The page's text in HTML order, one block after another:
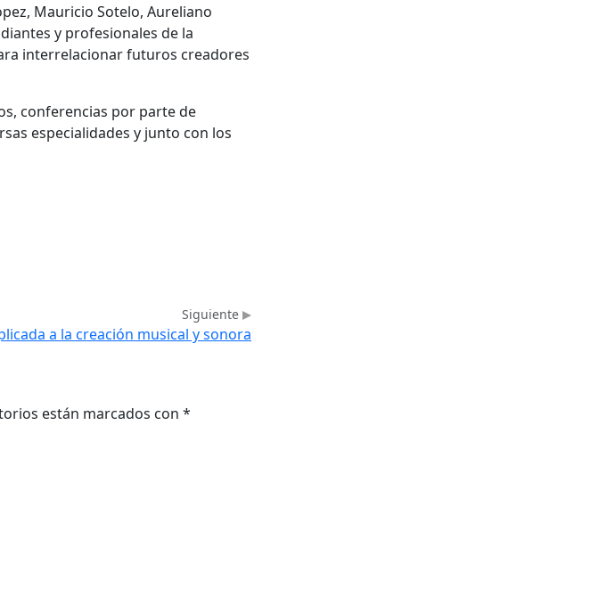
Mauricio Sotelo, Aureliano
y profesionales de la
interrelacionar futuros creadores
conferencias por parte de
especialidades y junto con los
Siguiente
a la creación musical y sonora
están marcados con *